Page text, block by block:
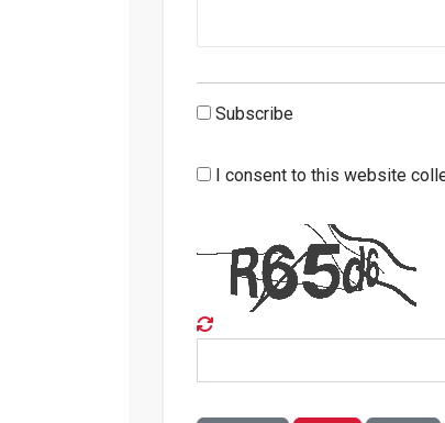
Subscribe
I consent to this website